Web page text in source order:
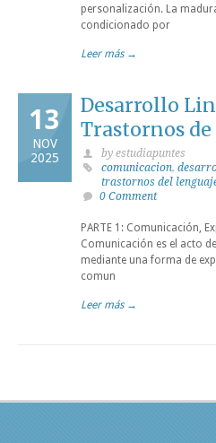
personalización. La
condicionado por
Leer más →
13
NOV
2025
Desarrollo
Trastornos
by estudiapuntes
comunicacion,
trastornos del
0 Comment
PARTE 1: Comunicación,
Comunicación es el acto
mediante una forma de
comun
Leer más →